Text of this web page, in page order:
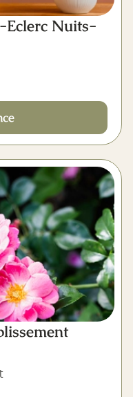
Eclerc Nuits-